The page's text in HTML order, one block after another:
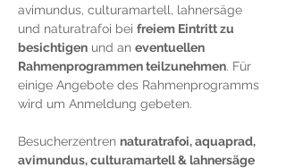
avimundus, culturamartell, lahnersäge
und naturatrafoi bei freiem Eintritt zu
besichtigen und an eventuellen
Rahmenprogrammen teilzunehmen. Für
einige Angebote des Rahmenprogramms
wird um Anmeldung gebeten.
Besucherzentren naturatrafoi, aquaprad,
avimundus, culturamartell & lahnersäge